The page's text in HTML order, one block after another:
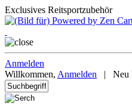
Exclusives Reitsportzubehör
Anmelden
Willkommen, Anmelden | Neu